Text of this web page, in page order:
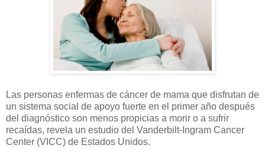
Las personas enfermas de cáncer de mama que disfrutan de
un sistema social de apoyo fuerte en el primer año después
del diagnóstico son menos propicias a morir o a sufrir
recaídas, revela un estudio del Vanderbilt-Ingram Cancer
Center (VICC) de Estados Unidos.